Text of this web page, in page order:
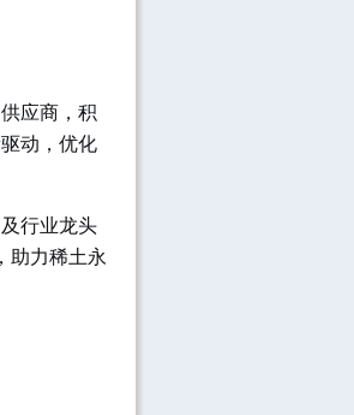
应商，积
动，优化
行业龙头
助力稀土永